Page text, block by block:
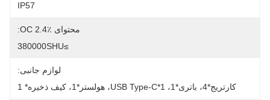
IP57
محتوای OC 2.4٪:
≥380000SHU
لوازم جانبی:
کارتریج*4، باتری*1، USB Type-C*1، هولستر*1، کیف ذخیره* 1